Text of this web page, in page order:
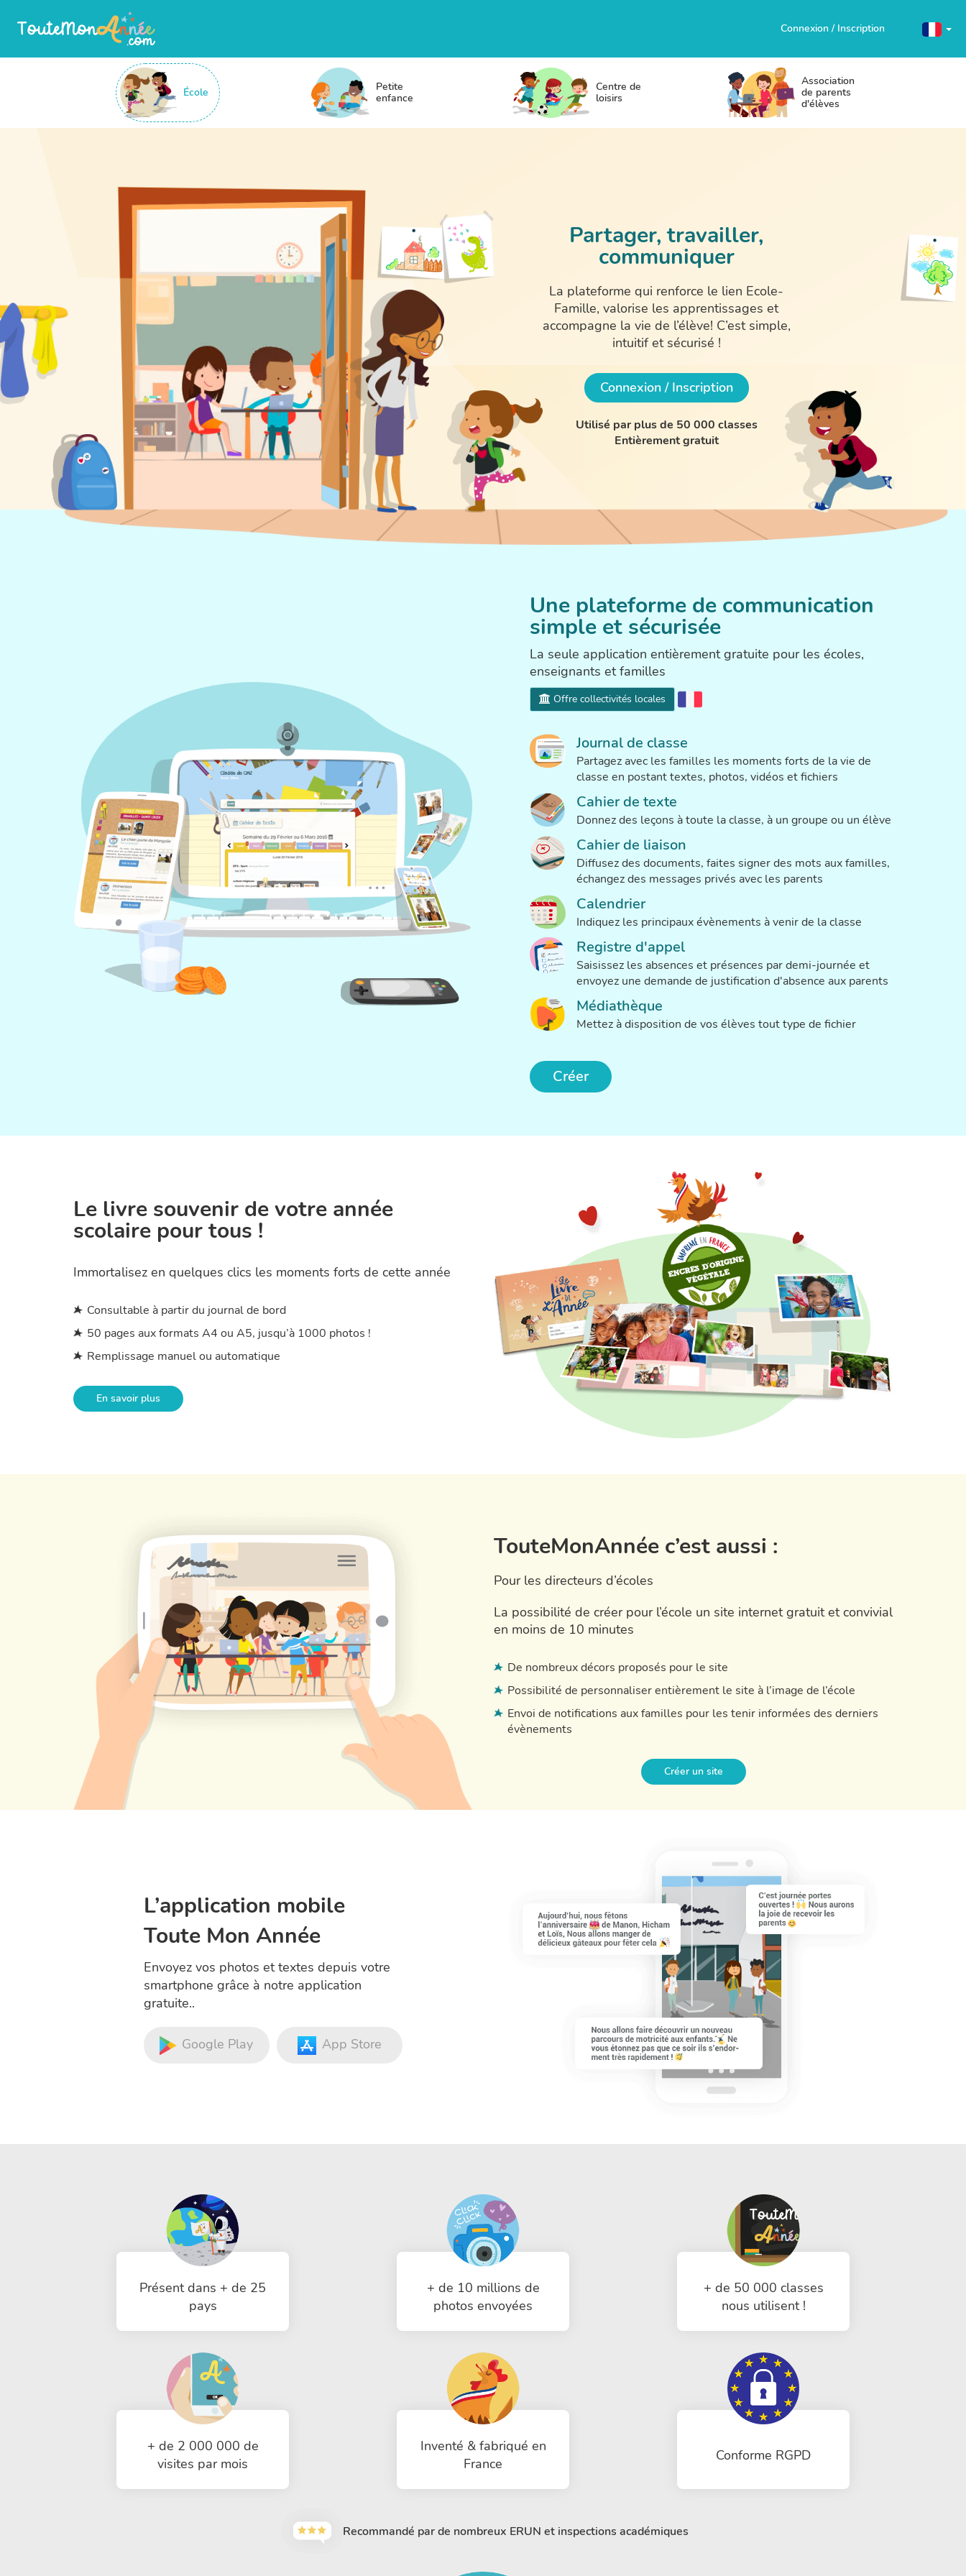
Connexion / Inscription
École
Petite
enfance
Centre de
loisirs
Association
de parents
d'élèves
Partager, travailler,
communiquer
La plateforme qui renforce le lien Ecole-
Famille, valorise les apprentissages et
accompagne la vie de l’élève! C’est simple,
intuitif et sécurisé !
Connexion / Inscription
Utilisé par plus de 50 000 classes
Entièrement gratuit
Une plateforme de communication
simple et sécurisée
La seule application entièrement gratuite pour les écoles,
enseignants et familles
Offre collectivités locales
Journal de classe
Partagez avec les familles les moments forts de la vie de
classe en postant textes, photos, vidéos et fichiers
Cahier de texte
Donnez des leçons à toute la classe, à un groupe ou un élève
Cahier de liaison
Diffusez des documents, faites signer des mots aux familles,
échangez des messages privés avec les parents
Calendrier
Indiquez les principaux évènements à venir de la classe
Registre d'appel
Saisissez les absences et présences par demi-journée et
envoyez une demande de justification d'absence aux parents
Médiathèque
Mettez à disposition de vos élèves tout type de fichier
Créer
Le livre souvenir de votre année
scolaire pour tous !
Immortalisez en quelques clics les moments forts de cette année
Consultable à partir du journal de bord
50 pages aux formats A4 ou A5, jusqu’à 1000 photos !
Remplissage manuel ou automatique
En savoir plus
TouteMonAnnée c’est aussi :
Pour les directeurs d’écoles
La possibilité de créer pour l’école un site internet gratuit et convivial
en moins de 10 minutes
De nombreux décors proposés pour le site
Possibilité de personnaliser entièrement le site à l’image de l’école
Envoi de notifications aux familles pour les tenir informées des derniers
évènements
Créer un site
L’application mobile
Toute Mon Année
Envoyez vos photos et textes depuis votre
smartphone grâce à notre application
gratuite..
Google Play App Store
Présent dans + de 25
pays
+ de 10 millions de
photos envoyées
+ de 50 000 classes
nous utilisent !
+ de 2 000 000 de
visites par mois
Inventé & fabriqué en
France
Conforme RGPD
Recommandé par de nombreux ERUN et inspections académiques